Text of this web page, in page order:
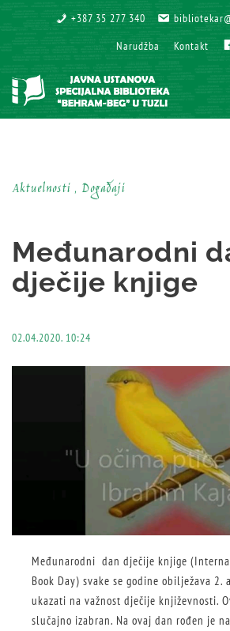
+387 35 277 340
+387 35 277 340
Narudžba
Narudžba Kontakt
Kontakt
Aktuelnosti , Događaji
Međunarodni
dječije knjige
02.04.2020. 10:24
Međunarodni dan dječije knjige
Book Day) svake se godine obilježava 2.
ukazati na važnost dječije književnosti.
slučajno izabran. Na ovaj dan rođen je